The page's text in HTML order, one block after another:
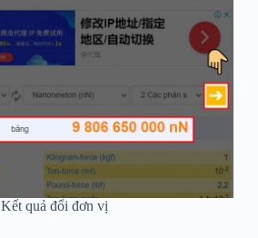
Kết quả đổi đơn vị